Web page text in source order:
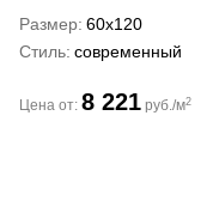
Размер 60x120
Стиль современный
Цена от: 8 221 руб./м2